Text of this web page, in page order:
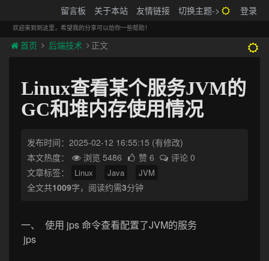
留言板 关于本站 友情链接 切换主题-> 登录
欢迎来到到这里，希望我的分享可以给你一些帮助！
首页 后端技术 正文
Linux查看某个服务JVM的
GC和堆内存使用情况
发布时间：2025-02-12 16:55:15 (有修改)
本文热度：
浏览 5486 赞 6
评论 0
文章标签：
Linux Java JVM
全文共1009字，阅读约需3分钟
一、 使用 jps 命令查看配置了JVM的服务
jps